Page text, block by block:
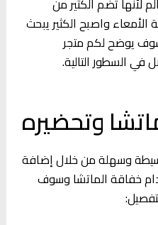
واصبح الكثير يبحث
يوضح لكم متجر
السطور التالية.
وتحضيره
وسهلة من خلال إضافة
خفاقة الماتشا وسوف